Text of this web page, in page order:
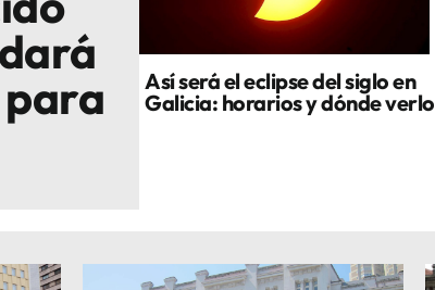
para
Así será el eclipse del siglo en
Galicia: horarios y dónde verlo